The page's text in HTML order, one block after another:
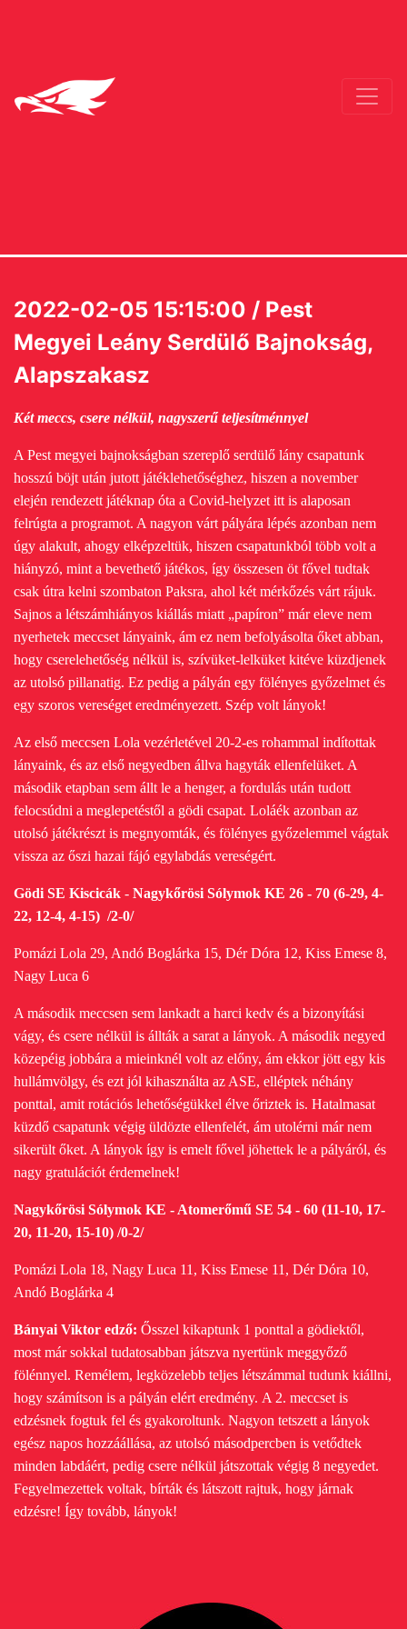
2022-02-05 15:15:00 / Pest
Megyei Leány Serdülő Bajnokság,
Alapszakasz
Két meccs, csere nélkül, nagyszerű teljesítménnyel
A Pest megyei bajnokságban szereplő serdülő lány csapatunk
hosszú böjt után jutott játéklehetőséghez, hiszen a november
elején rendezett játéknap óta a Covid-helyzet itt is alaposan
felrúgta a programot. A nagyon várt pályára lépés azonban nem
úgy alakult, ahogy elképzeltük, hiszen csapatunkból több volt a
hiányzó, mint a bevethető játékos, így összesen öt fővel tudtak
csak útra kelni szombaton Paksra, ahol két mérkőzés várt rájuk.
Sajnos a létszámhiányos kiállás miatt „papíron” már eleve nem
nyerhetek meccset lányaink, ám ez nem befolyásolta őket abban,
hogy cserelehetőség nélkül is, szívüket-lelküket kitéve küzdjenek
az utolsó pillanatig. Ez pedig a pályán egy fölényes győzelmet és
egy szoros vereséget eredményezett. Szép volt lányok!
Az első meccsen Lola vezérletével 20-2-es rohammal indítottak
lányaink, és az első negyedben állva hagyták ellenfelüket. A
második etapban sem állt le a henger, a fordulás után tudott
felocsúdni a meglepetéstől a gödi csapat. Loláék azonban az
utolsó játékrészt is megnyomták, és fölényes győzelemmel vágtak
vissza az őszi hazai fájó egylabdás vereségért.
Gödi SE Kiscicák - Nagykőrösi Sólymok KE 26 - 70 (6-29, 4-
22, 12-4, 4-15) /2-0/
Pomázi Lola 29, Andó Boglárka 15, Dér Dóra 12, Kiss Emese 8,
Nagy Luca 6
A második meccsen sem lankadt a harci kedv és a bizonyítási
vágy, és csere nélkül is állták a sarat a lányok. A második negyed
közepéig jobbára a mieinknél volt az előny, ám ekkor jött egy kis
hullámvölgy, és ezt jól kihasználta az ASE, elléptek néhány
ponttal, amit rotációs lehetőségükkel élve őriztek is. Hatalmasat
küzdő csapatunk végig üldözte ellenfelét, ám utolérni már nem
sikerült őket. A lányok így is emelt fővel jöhettek le a pályáról, és
nagy gratulációt érdemelnek!
Nagykőrösi Sólymok KE - Atomerőmű SE 54 - 60 (11-10, 17-
20, 11-20, 15-10) /0-2/
Pomázi Lola 18, Nagy Luca 11, Kiss Emese 11, Dér Dóra 10,
Andó Boglárka 4
Bányai Viktor edző: Ősszel kikaptunk 1 ponttal a gödiektől,
most már sokkal tudatosabban játszva nyertünk meggyőző
fölénnyel. Remélem, legközelebb teljes létszámmal tudunk kiállni,
hogy számítson is a pályán elért eredmény. A 2. meccset is
edzésnek fogtuk fel és gyakoroltunk. Nagyon tetszett a lányok
egész napos hozzáállása, az utolsó másodpercben is vetődtek
minden labdáért, pedig csere nélkül játszottak végig 8 negyedet.
Fegyelmezettek voltak, bírták és látszott rajtuk, hogy járnak
edzésre! Így tovább, lányok!